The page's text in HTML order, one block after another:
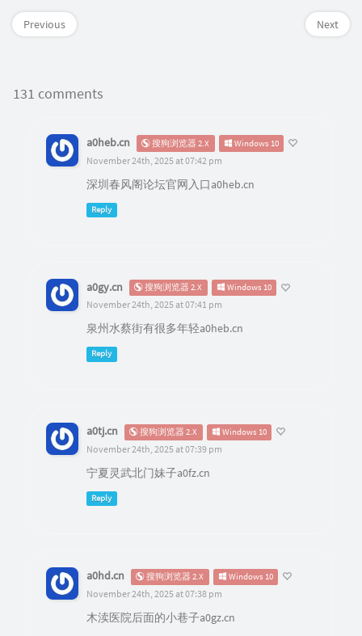
Next
Previous
131 comments
a0heb.cn 搜狗浏览器 2.X Windows 10
November 24th, 2025 at 07:42 pm
深圳春风阁论坛官网入口a0heb.cn
Reply
a0gy.cn 搜狗浏览器 2.X Windows 10
November 24th, 2025 at 07:41 pm
泉州水蔡街有很多年轻a0heb.cn
Reply
a0tj.cn 搜狗浏览器 2.X Windows 10
November 24th, 2025 at 07:39 pm
宁夏灵武北门妹子a0fz.cn
Reply
a0hd.cn 搜狗浏览器 2.X Windows 10
November 24th, 2025 at 07:38 pm
木渎医院后面的小巷子a0gz.cn